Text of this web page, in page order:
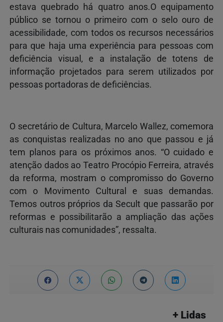
estava quebrado há quatro anos.O equipamento
público se tornou o primeiro com o selo ouro de
acessibilidade, com todos os recursos necessários
para que haja uma experiência para pessoas com
deficiência visual, e a instalação de totens de
informação projetados para serem utilizados por
pessoas portadoras de deficiências.
O secretário de Cultura, Marcelo Wallez, comemora
as conquistas realizadas no ano que passou e já
tem planos para os próximos anos. “O cuidado e
atenção dados ao Teatro Procópio Ferreira, através
da reforma, mostram o compromisso do Governo
com o Movimento Cultural e suas demandas.
Temos outros próprios da Secult que passarão por
reformas e possibilitarão a ampliação das ações
culturais nas comunidades”, ressalta.
+ Lidas